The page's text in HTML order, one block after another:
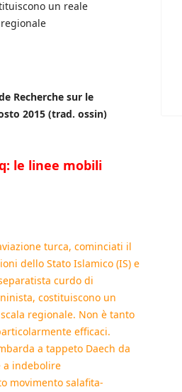
un reale
Recherche sur le
2015 (trad. ossin)
le linee mobili
turca, cominciati il
dello Stato Islamico (IS) e
curdo di
costituiscono un
regionale. Non è tanto
efficaci.
a tappeto Daech da
a indebolire
movimento salafita-